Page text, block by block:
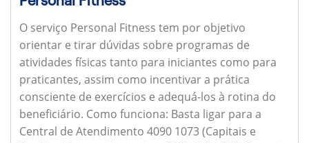
O serviço Personal Fitness tem por objetivo
orientar e tirar dúvidas sobre programas de
atividades físicas tanto para iniciantes como para
praticantes, assim como incentivar a prática
consciente de exercícios e adequá-los à rotina do
beneficiário. Como funciona: Basta ligar para a
Central de Atendimento 4090 1073 (Capitais e